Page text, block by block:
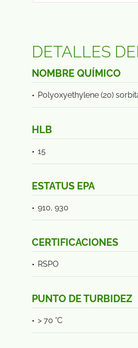
DETALLES
NOMBRE QUÍMICO
Polyoxyethylene (20)
HLB
15
ESTATUS EPA
910, 930
CERTIFICACIONES
RSPO
PUNTO DE TURBIDEZ
> 70 °C